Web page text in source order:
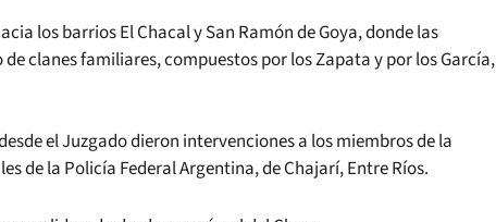
los barrios El Chacal y San Ramón de Goya, donde las
clanes familiares, compuestos por los Zapata y por los García,
el Juzgado dieron intervenciones a los miembros de la
de la Policía Federal Argentina, de Chajarí, Entre Ríos.